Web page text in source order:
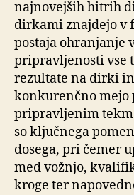
najnovejših hitrih
dirkami znajdejo v
postaja ohranjanje
pripravljenosti vse
rezultate na dirki
konkurenčno
pripravljenim
so ključnega
dosega, pri čemer
med vožnjo,
kroge ter